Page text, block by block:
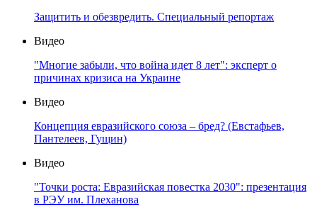
Защитить и обезвредить. Специальный репортаж
Видео
"Многие забыли, что война идет 8 лет": эксперт о
причинах кризиса на Украине
Видео
Концепция евразийского союза – бред? (Евстафьев,
Пантелеев, Гущин)
Видео
"Точки роста: Евразийская повестка 2030": презентация
в РЭУ им. Плеханова